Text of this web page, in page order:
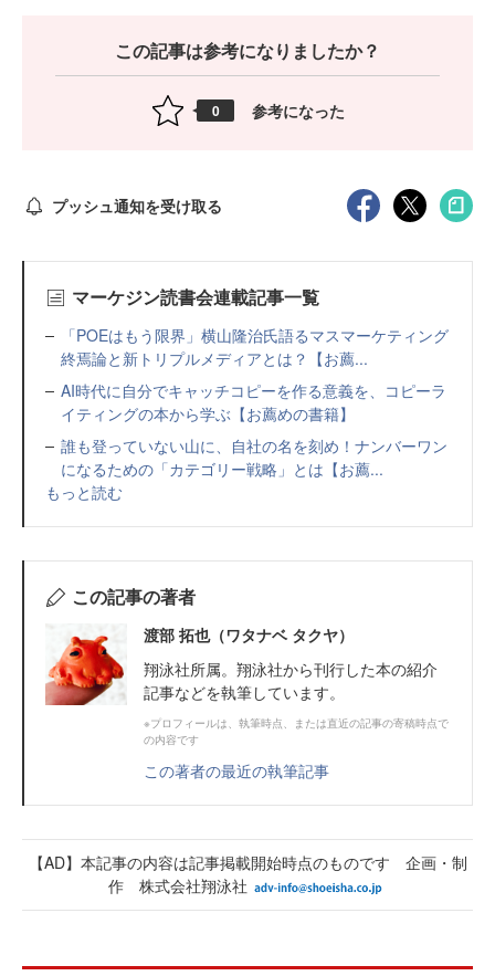
この記事は参考になりましたか？
0 参考になった
プッシュ通知を受け取る
マーケジン読書会連載記事一覧
「POEはもう限界」横山隆治氏語るマスマーケティング
終焉論と新トリプルメディアとは？【お薦...
AI時代に自分でキャッチコピーを作る意義を、コピーラ
イティングの本から学ぶ【お薦めの書籍】
誰も登っていない山に、自社の名を刻め！ナンバーワン
になるための「カテゴリー戦略」とは【お薦...
もっと読む
この記事の著者
渡部 拓也（ワタナベ タクヤ）
翔泳社所属。翔泳社から刊行した本の紹介
記事などを執筆しています。
※プロフィールは、執筆時点、または直近の記事の寄稿時点で
の内容です
この著者の最近の執筆記事
【AD】本記事の内容は記事掲載開始時点のものです 企画・制
作 株式会社翔泳社